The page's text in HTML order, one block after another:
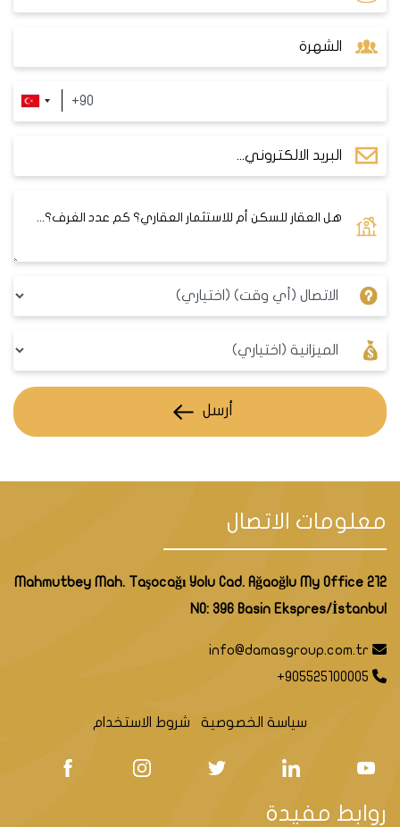
أرسل
معلومات الاتصال
Mahmutbey Mah. Taşocağı Yolu Cad. Ağaoğlu My Office 212
NO: 396 Basin Ekspres/İstanbul
info@damasgroup.com.tr
+905525100005
سياسة الخصوصية شروط الاستخدام
روابط مفيدة